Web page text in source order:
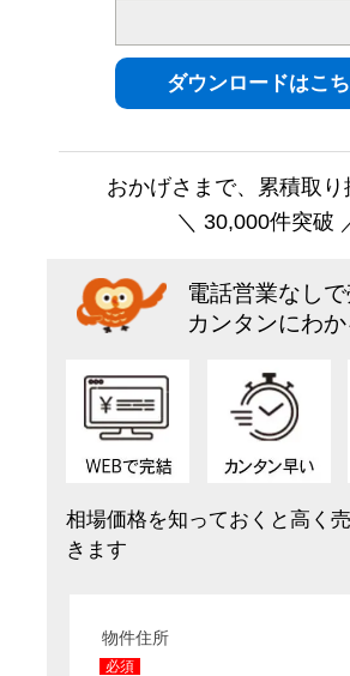
おかげさまで、累積取り
＼ 30,000件突破
電話営業なし
カンタンにわか
相場価格を知っておくと高く
きます
物件住所
必須